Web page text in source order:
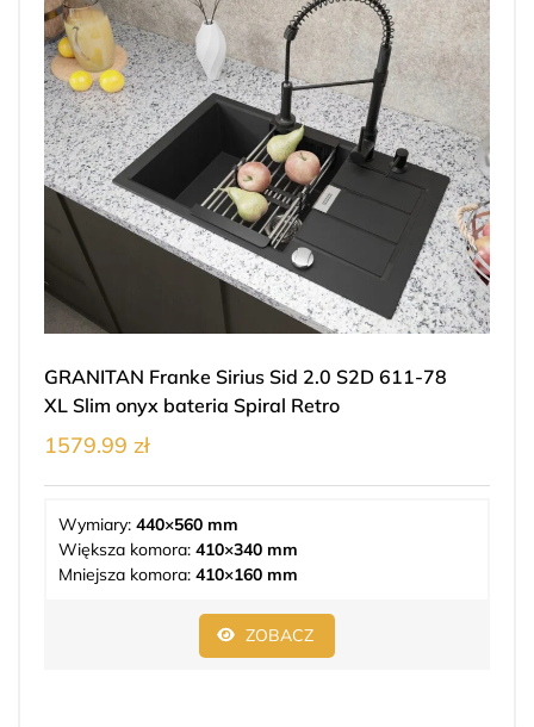
GRANITAN Franke Sirius Sid 2.0 S2D 611-78
XL Slim onyx bateria Spiral Retro
1579.99 zł
Wymiary: 440×560 mm
Większa komora: 410×340 mm
Mniejsza komora: 410×160 mm
ZOBACZ